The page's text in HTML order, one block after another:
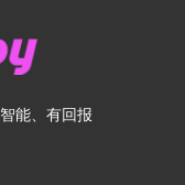
能、有回报